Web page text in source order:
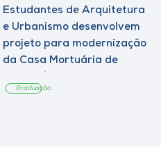
Estudantes de Arquitetura
e Urbanismo desenvolvem
projeto para modernização
da Casa Mortuária de
Graduação